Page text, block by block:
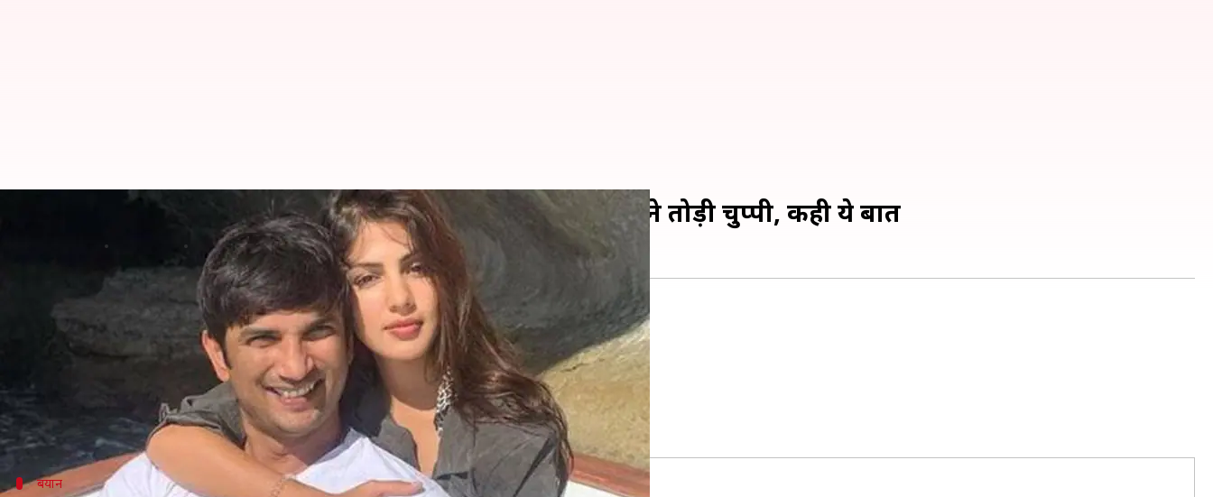
सुशांत सिंह राजपूत के साथ रिलेशनिशिप को लेकर रिया चक्रवर्ती ने तोड़ी चुप्पी, कही ये बात
04:37 pm
क्या है खबर?
अक्सर फिल्मी सितारे अपने रिलेशनशिप और ब्रेकअप को लेकर सुर्खियों में बने रहते हैं।
कुछ समय से सुशांत सिंह राजपूत और रिया चक्रवर्ती भी अपने रिश्ते के कारण काफी चर्चा में हैं।
हालांकि, दोनों में से किसी ने भी अपने इस रिश्ते पर मुहर नहीं लगाई है।
अब रिया ने पहली बार सुशांत के साथ रिलेशनशिप को लेकर खुलकर बात की है।
रिया ने
ईटाइम्स
बयान